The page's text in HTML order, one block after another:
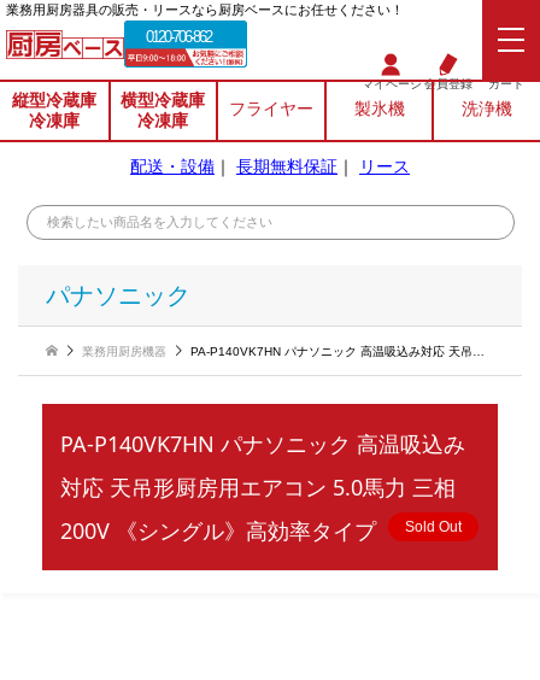
業務⽤厨房器具の販売・リースなら厨房ベースにお任せください！
0120-706-862
マイページ会員登録 カート
縦型冷蔵庫
冷凍庫
横型冷蔵庫
冷凍庫
フライヤー 製氷機 洗浄機
配送・設備 ｜ 長期無料保証 ｜ リース
パナソニック
業務用厨房機器 PA-P140VK7HN パナソニック 高温吸込み対応 天吊形厨房用エアコン 5.0馬力 三相200V 《シングル》高効率タイプ
PA-P140VK7HN パナソニック 高温吸込み
対応 天吊形厨房用エアコン 5.0馬力 三相
200V 《シングル》高効率タイプ
Sold Out